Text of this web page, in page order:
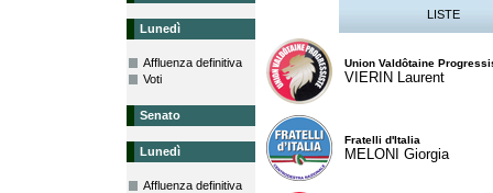
Lunedì
Affluenza definitiva
Voti
Senato
Lunedì
Affluenza definitiva
LISTE
Union Valdôtaine
VIERIN Laurent
Fratelli d'Italia
MELONI Giorgia